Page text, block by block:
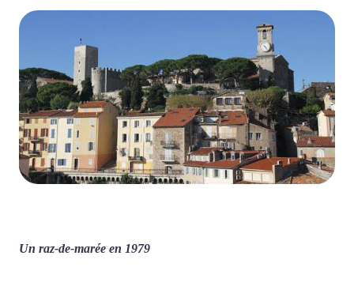
Un raz-de-marée en 1979